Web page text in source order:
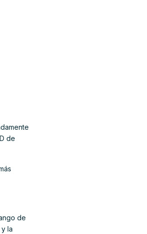
de
de
la